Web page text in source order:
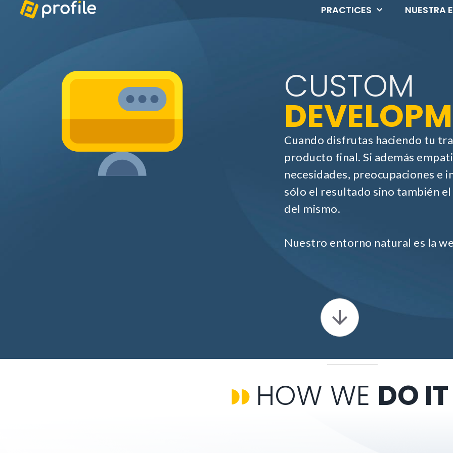
PRACTICES NUESTRA
CUSTOM
Cuando disfrutas haciendo tu
producto final. Si además
necesidades, preocupaciones e
sólo el resultado sino también
del mismo.
Nuestro entorno natural es la
HOW WE DO IT